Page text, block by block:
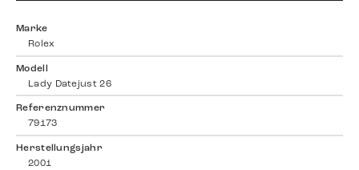
Marke
Rolex
Modell
Lady Datejust 26
Referenznummer
79173
Herstellungsjahr
2001